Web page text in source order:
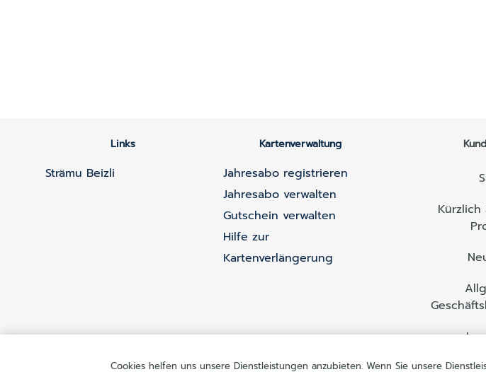
Links
Strämu Beizli
Kartenverwaltung
Jahresabo registrieren
Jahresabo verwalten
Gutschein verwalten
Hilfe zur
Kartenverlängerung
Cookies helfen uns unsere Dienstleistungen anzubieten. Wenn Sie unsere